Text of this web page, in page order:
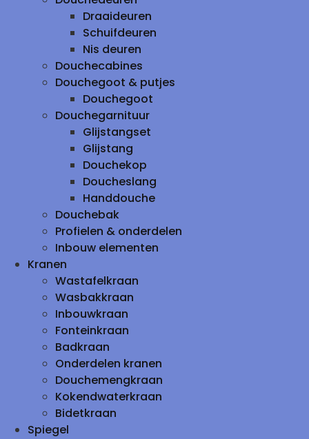
Draaideuren
Schuifdeuren
Nis deuren
Douchecabines
Douchegoot & putjes
Douchegoot
Douchegarnituur
Glijstangset
Glijstang
Douchekop
Doucheslang
Handdouche
Douchebak
Profielen & onderdelen
Inbouw elementen
Kranen
Wastafelkraan
Wasbakkraan
Inbouwkraan
Fonteinkraan
Badkraan
Onderdelen kranen
Douchemengkraan
Kokendwaterkraan
Bidetkraan
Spiegel